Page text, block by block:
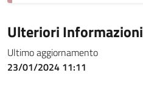
Ulteriori Informazioni
Ultimo aggiornamento
23/01/2024 11:11